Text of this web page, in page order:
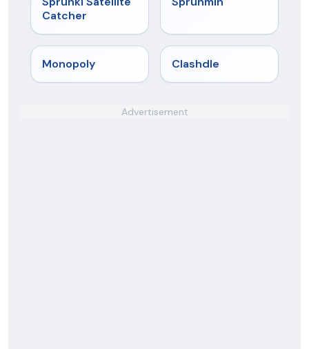
Catcher
Monopoly Clashdle
Advertisement